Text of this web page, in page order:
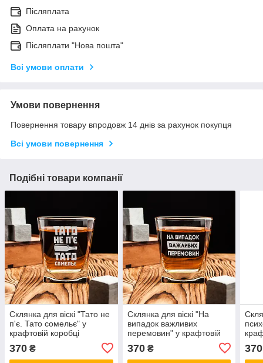
Післяплата
Оплата на рахунок
Післяплати "Нова пошта"
Всі умови оплати
Умови повернення
Повернення товару впродовж 14 днів за рахунок покупця
Всі умови повернення
Подібні товари компанії
Склянка для віскі "Тато не
п'є. Тато сомельє" у
крафтовій коробці
370 ₴
Склянка для віскі "На
випадок важливих
перемовин" у крафтовій
370₴ 370